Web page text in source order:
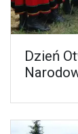
Dzień